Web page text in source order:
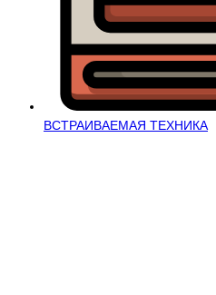
ВСТРАИВАЕМАЯ ТЕХНИКА